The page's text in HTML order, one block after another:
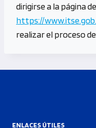
dirigirse a la página
https://
realizar el proceso
ENLACES ÚTILES